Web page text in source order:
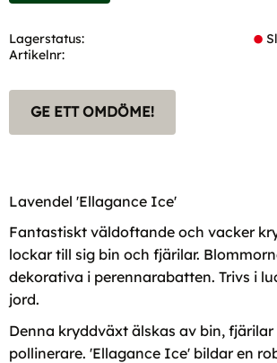
Lagerstatus
Artikelnr
GE ETT OMDÖME!
Lavendel 'Ellagance Ice'
Fantastiskt väldoftande och vacker
lockar till sig bin och fjärilar.
dekorativa i perennarabatten. Trivs i
jord.
Denna kryddväxt älskas av bin,
pollinerare. 'Ellagance Ice' bildar en